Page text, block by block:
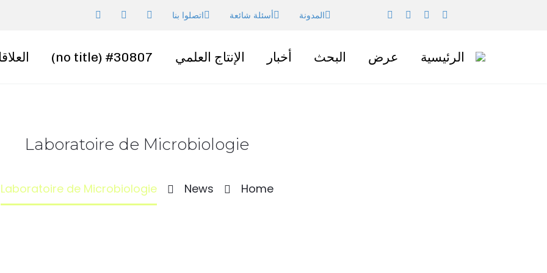
المدونة أسئلة شائعة اتصلوا بنا
الرئيسية عرض البحث أخبار الإنتاج العلمي #30807 (no title)
Laboratoire de Microbiologie
Home
News
Laboratoire de Microbiologie